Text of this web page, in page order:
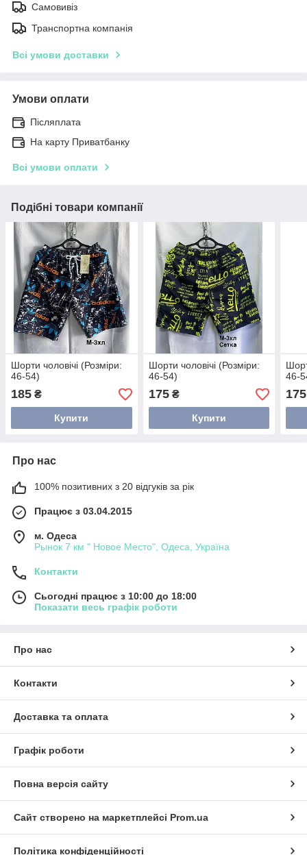
Самовивіз
Транспортна компанія
Всі умови доставки
Умови оплати
Післяплата
На карту Приватбанку
Всі умови оплати
Подібні товари компанії
Шорти чоловічі (Розміри:
46-54)
185 ₴
Купити
Шорти чоловічі (Розміри:
46-54)
175₴
Купити
46-
175
Про нас
100% позитивних з 20 відгуків за рік
Працює з 03.04.2015
м. Одеса
Рынок 7 км " Новое Место", Одеса, Україна
Контакти
Сьогодні працює з 10:00 до 18:00
Показати весь графік роботи
Про нас
Контакти
Доставка та оплата
Графік роботи
Повна версія сайту
Сайт створено на маркетплейсі Prom.ua
Політика конфіденційності